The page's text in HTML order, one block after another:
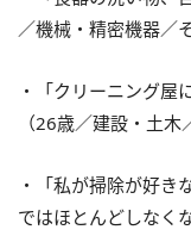
／機械・精密機器／
・「クリーニング屋
（26歳／建設・土木
・「私が掃除が好き
ではほとんどしなく